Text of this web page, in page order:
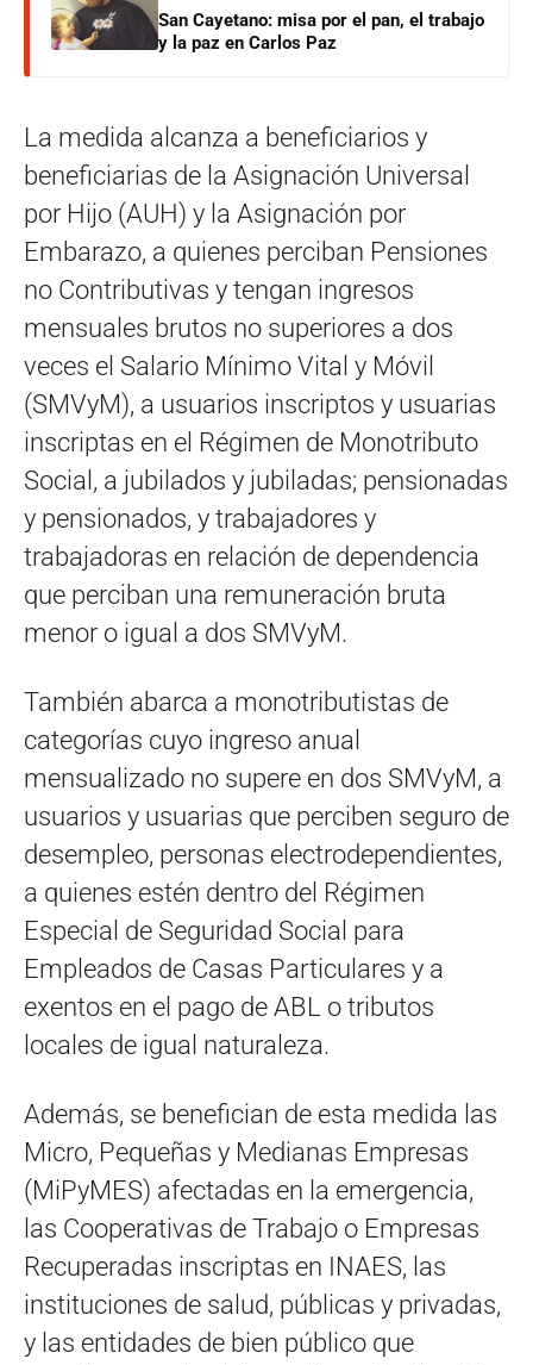
San Cayetano: misa por el pan, el trabajo
y la paz en Carlos Paz
La medida alcanza a beneficiarios y
beneficiarias de la Asignación Universal
por Hijo (AUH) y la Asignación por
Embarazo, a quienes perciban Pensiones
no Contributivas y tengan ingresos
mensuales brutos no superiores a dos
veces el Salario Mínimo Vital y Móvil
(SMVyM), a usuarios inscriptos y usuarias
inscriptas en el Régimen de Monotributo
Social, a jubilados y jubiladas; pensionadas
y pensionados, y trabajadores y
trabajadoras en relación de dependencia
que perciban una remuneración bruta
menor o igual a dos SMVyM.
También abarca a monotributistas de
categorías cuyo ingreso anual
mensualizado no supere en dos SMVyM, a
usuarios y usuarias que perciben seguro de
desempleo, personas electrodependientes,
a quienes estén dentro del Régimen
Especial de Seguridad Social para
Empleados de Casas Particulares y a
exentos en el pago de ABL o tributos
locales de igual naturaleza.
Además, se benefician de esta medida las
Micro, Pequeñas y Medianas Empresas
(MiPyMES) afectadas en la emergencia,
las Cooperativas de Trabajo o Empresas
Recuperadas inscriptas en INAES, las
instituciones de salud, públicas y privadas,
y las entidades de bien público que